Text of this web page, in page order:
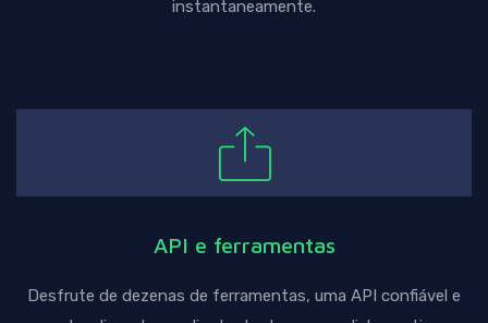
instantaneamente.
API e ferramentas
Desfrute de dezenas de ferramentas, uma API confiável e